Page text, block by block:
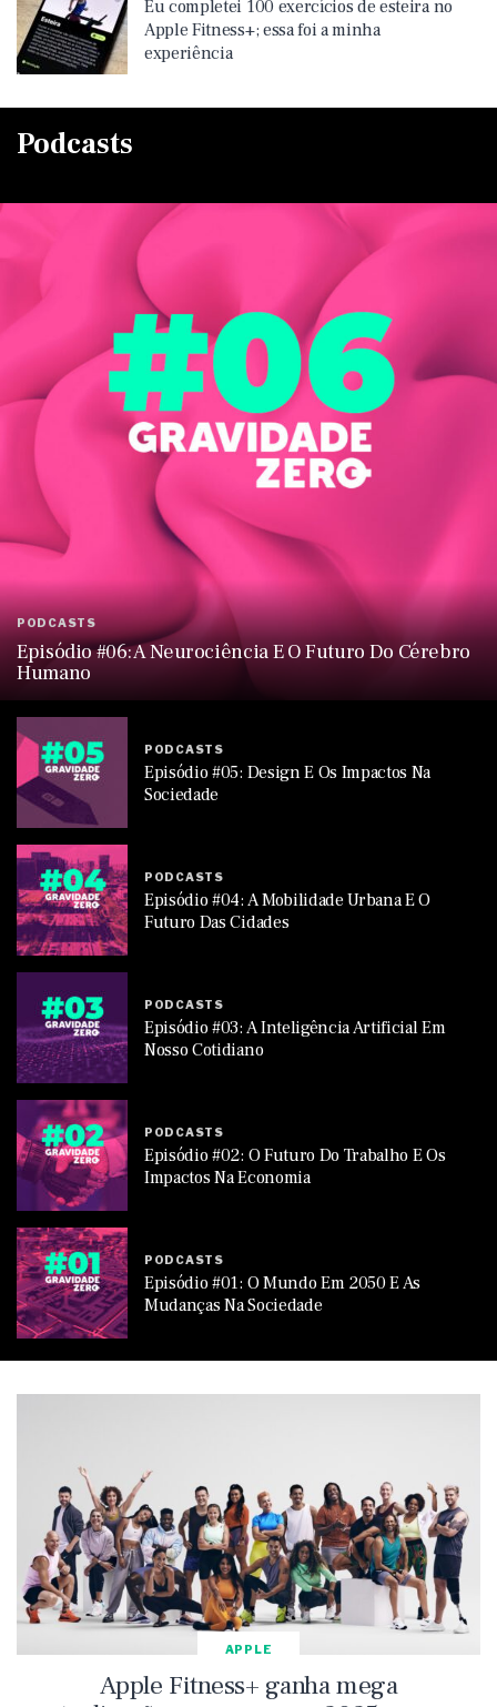
Eu completei 100 exercícios de esteira no
Apple Fitness+; essa foi a minha
experiência
Podcasts
PODCASTS
Episódio #06: A Neurociência E O Futuro Do Cérebro
Humano
PODCASTS
Episódio #05: Design E Os Impactos Na
Sociedade
PODCASTS
Episódio #04: A Mobilidade Urbana E O
Futuro Das Cidades
PODCASTS
Episódio #03: A Inteligência Artificial Em
Nosso Cotidiano
PODCASTS
Episódio #02: O Futuro Do Trabalho E Os
Impactos Na Economia
PODCASTS
Episódio #01: O Mundo Em 2050 E As
Mudanças Na Sociedade
APPLE
Apple Fitness+ ganha mega